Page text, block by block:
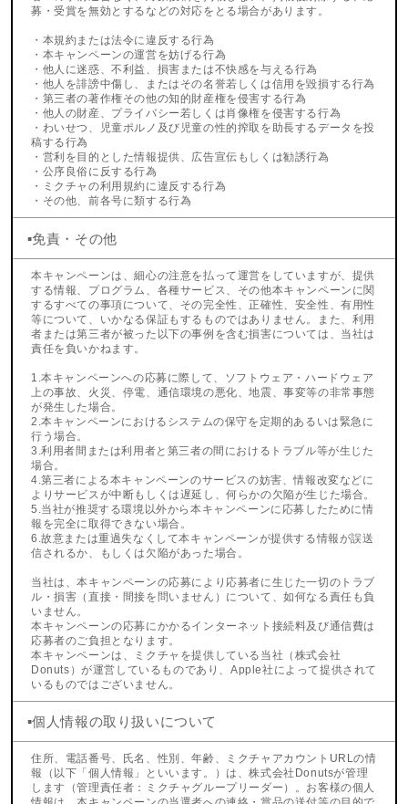
募・受賞を無効とするなどの対応をとる場合があります。
・本規約または法令に違反する行為
・本キャンペーンの運営を妨げる行為
・他人に迷惑、不利益、損害または不快感を与える行為
・他人を誹謗中傷し、またはその名誉若しくは信用を毀損する行為
・第三者の著作権その他の知的財産権を侵害する行為
・他人の財産、プライバシー若しくは肖像権を侵害する行為
・わいせつ、児童ポルノ及び児童の性的搾取を助長するデータを投
稿する行為
・営利を目的とした情報提供、広告宣伝もしくは勧誘行為
・公序良俗に反する行為
・ミクチャの利用規約に違反する行為
・その他、前各号に類する行為
▪️免責・その他
本キャンペーンは、細心の注意を払って運営をしていますが、提供
する情報、プログラム、各種サービス、その他本キャンペーンに関
するすべての事項について、その完全性、正確性、安全性、有用性
等について、いかなる保証もするものではありません。また、利用
者または第三者が被った以下の事例を含む損害については、当社は
責任を負いかねます。
1.本キャンペーンへの応募に際して、ソフトウェア・ハードウェア
上の事故、火災、停電、通信環境の悪化、地震、事変等の非常事態
が発生した場合。
2.本キャンペーンにおけるシステムの保守を定期的あるいは緊急に
行う場合。
3.利用者間または利用者と第三者の間におけるトラブル等が生じた
場合。
4.第三者による本キャンペーンのサービスの妨害、情報改変などに
よりサービスが中断もしくは遅延し、何らかの欠陥が生じた場合。
5.当社が推奨する環境以外から本キャンペーンに応募したために情
報を完全に取得できない場合。
6.故意または重過失なくして本キャンペーンが提供する情報が誤送
信されるか、もしくは欠陥があった場合。
当社は、本キャンペーンの応募により応募者に生じた一切のトラブ
ル・損害（直接・間接を問いません）について、如何なる責任も負
いません。
本キャンペーンの応募にかかるインターネット接続料及び通信費は
応募者のご負担となります。
本キャンペーンは、ミクチャを提供している当社（株式会社
Donuts）が運営しているものであり、Apple社によって提供されて
いるものではございません。
▪️個人情報の取り扱いについて
住所、電話番号、氏名、性別、年齢、ミクチャアカウントURLの情
報（以下「個人情報」といいます。）は、株式会社Donutsが管理
します（管理責任者：ミクチャグループリーダー）。お客様の個人